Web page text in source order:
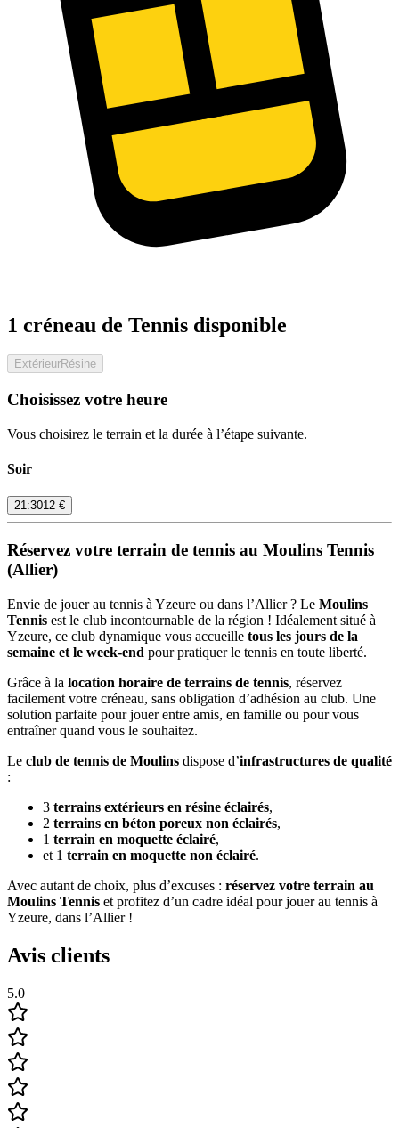
1 créneau de Tennis disponible
ExtérieurRésine
Choisissez votre heure
Vous choisirez le terrain et la durée à l’étape suivante.
Soir
21:3012 €
Réservez votre terrain de tennis au Moulins Tennis
(Allier)
Envie de jouer au tennis à Yzeure ou dans l’Allier ? Le Moulins
Tennis est le club incontournable de la région ! Idéalement situé à
Yzeure, ce club dynamique vous accueille tous les jours de la
semaine et le week-end pour pratiquer le tennis en toute liberté.
Grâce à la location horaire de terrains de tennis, réservez
facilement votre créneau, sans obligation d’adhésion au club. Une
solution parfaite pour jouer entre amis, en famille ou pour vous
entraîner quand vous le souhaitez.
Le club de tennis de Moulins dispose d’infrastructures de qualité
:
3 terrains extérieurs en résine éclairés,
2 terrains en béton poreux non éclairés,
1 terrain en moquette éclairé,
et 1 terrain en moquette non éclairé.
Avec autant de choix, plus d’excuses : réservez votre terrain au
Moulins Tennis et profitez d’un cadre idéal pour jouer au tennis à
Yzeure, dans l’Allier !
Avis clients
5.0